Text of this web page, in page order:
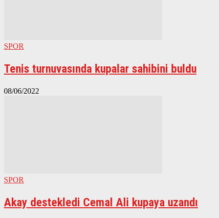
SPOR
Tenis turnuvasında kupalar sahibini buldu
08/06/2022
SPOR
Akay destekledi Cemal Ali kupaya uzandı